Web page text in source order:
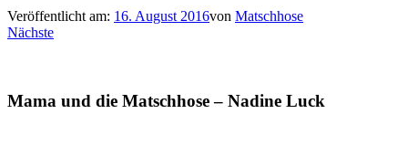
Veröffentlicht am: 16. August 2016von Matschhose
Nächste
Mama und die Matschhose – Nadine Luck